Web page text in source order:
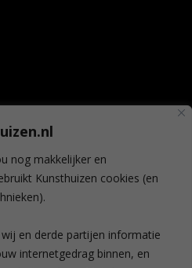
nog makkelijker en
Kunsthuizen cookies (en
en derde partijen informatie
internetgedrag binnen, en